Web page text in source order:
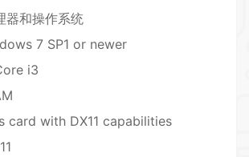
器和操作系统
7 SP1 or newer
i3
card with DX11 capabilities